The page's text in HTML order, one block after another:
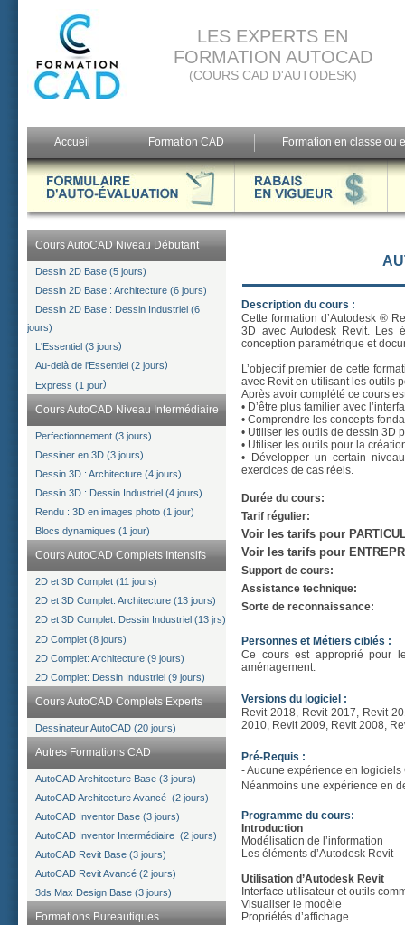
LES EXPERTS EN
FORMATION AUTOCAD
(COURS CAD D'AUTODESK)
Accueil Formation CAD Formation en classe ou
Cours AutoCAD Niveau Débutant
Dessin 2D Base (5 jours)
Dessin 2D Base : Architecture (6 jours)
Dessin 2D Base : Dessin Industriel (6
jours)
L'Essentiel (3 jours)
Au-delà de l'Essentiel (2 jours)
Express (1 jour)
Cours AutoCAD Niveau Intermédiaire
Perfectionnement (3 jours)
Dessiner en 3D (3 jours)
Dessin 3D : Architecture (4 jours)
Dessin 3D : Dessin Industriel (4 jours)
Rendu : 3D en images photo (1 jour)
Blocs dynamiques (1 jour)
Cours AutoCAD Complets Intensifs
2D et 3D Complet (11 jours)
2D et 3D Complet: Architecture (13 jours)
2D et 3D Complet: Dessin Industriel (13 jrs)
2D Complet (8 jours)
2D Complet: Architecture (9 jours)
2D Complet: Dessin Industriel (9 jours)
Cours AutoCAD Complets Experts
Dessinateur AutoCAD (20 jours)
Autres Formations CAD
AutoCAD Architecture Base (3 jours)
AutoCAD Architecture Avancé (2 jours)
AutoCAD Inventor Base (3 jours)
AutoCAD Inventor Intermédiaire (2 jours)
AutoCAD Revit Base (3 jours)
AutoCAD Revit Avancé (2 jours)
3ds Max Design Base (3 jours)
Formations Bureautiques
Description du cours :
Cette formation d’Autodesk ®
3D avec Autodesk Revit. Les
conception paramétrique et
L’objectif premier de cette
avec Revit en utilisant les outils
Après avoir complété ce cours
• D’être plus familier avec
• Comprendre les concepts
• Utiliser les outils de dessin 3D
• Utiliser les outils pour la
• Développer un certain
exercices de cas réels.
Durée du cours:
Tarif régulier:
Voir les tarifs pour
Voir les tarifs pour
Support de cours:
Assistance technique:
Sorte de reconnaissance:
Personnes et Métiers ciblés :
Ce cours est approprié pour
aménagement.
Versions du logiciel :
Revit 2018, Revit 2017, Revit
2010, Revit 2009, Revit 2008,
Pré-Requis :
- Aucune expérience en logiciels
Néanmoins une expérience en
Programme du cours:
Introduction
Modélisation de l’information
Les éléments d’Autodesk Revit
Utilisation d’Autodesk Revit
Interface utilisateur et outils
Visualiser le modèle
Propriétés d’affichage